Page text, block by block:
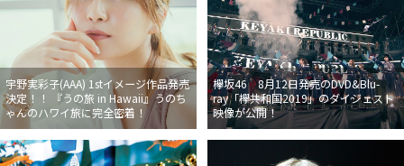
宇野実彩子(AAA) 1stイメージ作品発売
決定！！ 『うの旅 in Hawaii』うのち
ゃんのハワイ旅に完全密着！
欅坂46 8月12日発売のDVD&Blu-
ray「欅共和国2019」のダイジェスト
映像が公開！